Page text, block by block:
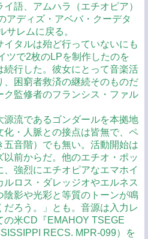
語、アムハラ（エチオピア）
アディズ・アベバ・クーデタ
サレムに戻る。
イタルは殆ど行っていないにも
ツで2枚のLPを制作したのを
続行した。彼女にとって音楽活
困窮者救済の継続そのものだ
ク監修者のフランシス・ファル
源流であるゴンダールを本拠地
化・人脈との接点は皆無で、ペ
五音階）でも無い。活動開始は
以前からだ。他のエチオ・ポッ
強烈にエチオピアなエマホイ
ロス・ダレッジオやエルネス
陰影や光彩と等質のトーンが鳴
だろう。」とも。音源は入力レ
の米CD『EMAHOY TSEGE
RECS. MPR-099）を